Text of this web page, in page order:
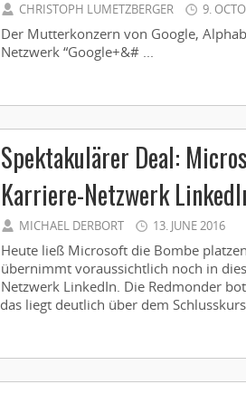
CHRISTOPH LUMETZBERGER 9.
Der Mutterkonzern von Google,
Netzwerk “Google+&# ...
Spektakulärer Deal:
Karriere-Netzwerk
MICHAEL DERBORT 13. JUNE 2016
Heute ließ Microsoft die Bombe
übernimmt voraussichtlich noch in
Netzwerk LinkedIn. Die Redmonder
das liegt deutlich über dem